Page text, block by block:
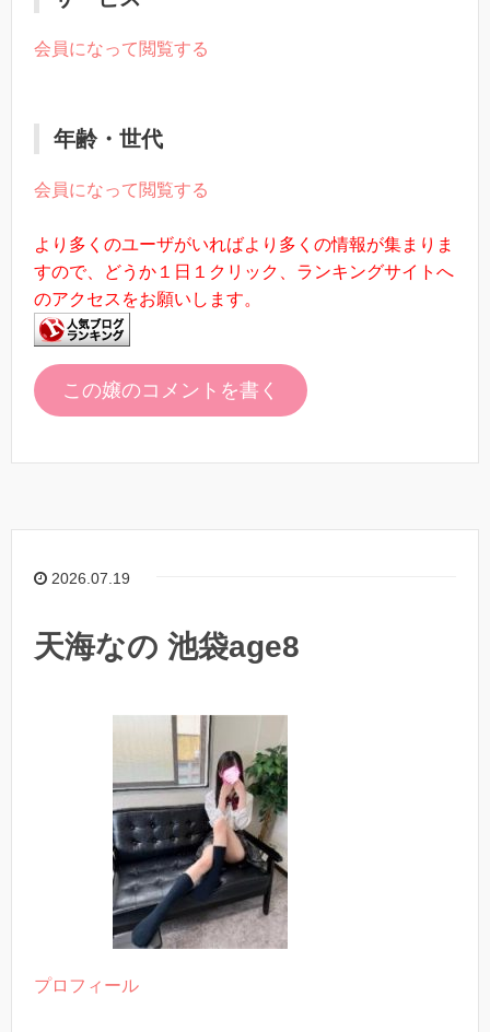
会員になって閲覧する
年齢・世代
会員になって閲覧する
より多くのユーザがいればより多くの情報が集まりま
すので、どうか１日１クリック、ランキングサイトへ
のアクセスをお願いします。
この嬢のコメントを書く
2026.07.19
天海なの 池袋age8
プロフィール